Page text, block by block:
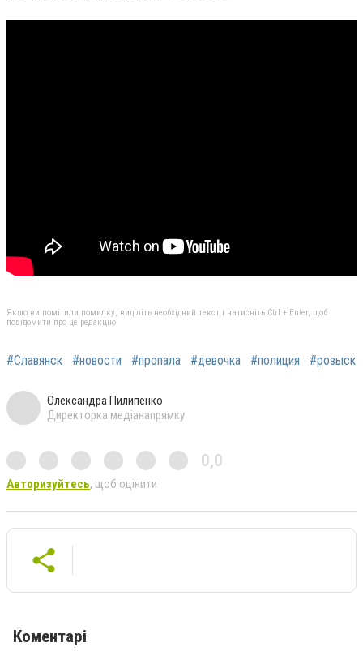
Якщо ви помітили помилку, виділіть необхідний текст і натисніть Ctrl + Enter, щоб
повідомити про це редакцію
#Славянск #новости #пропала #девочка #полиция #розыск
Олександра Пилипенко
Директорка медіанапрямку
0,0
Авторизуйтесь, щоб оцінити
Коментарі